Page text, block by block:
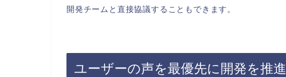
開発チームと直接協議することもできます。
ユーザーの声を最優先に開発を推進